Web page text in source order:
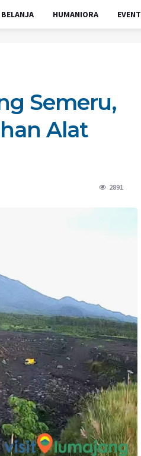
BELANJA HUMANIORA EVENT
Semeru,
Alat
2891